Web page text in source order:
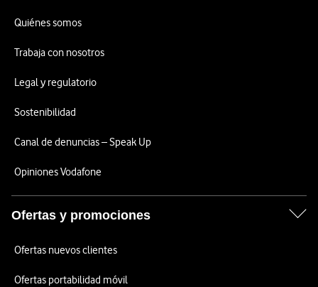
Quiénes somos
Trabaja con nosotros
Legal y regulatorio
Sostenibilidad
Canal de denuncias – Speak Up
Opiniones Vodafone
Ofertas y promociones
Ofertas nuevos clientes
Ofertas portabilidad móvil